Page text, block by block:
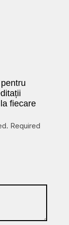
fiecare
Required